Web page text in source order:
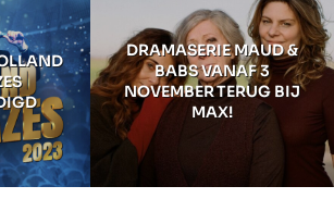
DRAMASERIE MAUD &
BABS VANAF 3
NOVEMBER TERUG BIJ
MAX!